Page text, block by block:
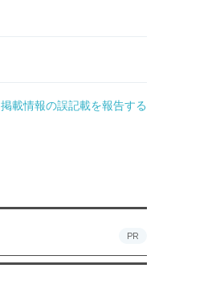
掲載情報の誤記載を報告する
PR